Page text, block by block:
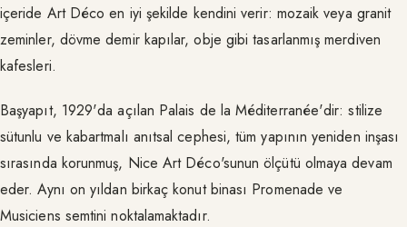
içeride Art Déco en iyi şekilde kendini verir: mozaik veya granit
zeminler, dövme demir kapılar, obje gibi tasarlanmış merdiven
kafesleri.
Başyapıt, 1929'da açılan Palais de la Méditerranée'dir: stilize
sütunlu ve kabartmalı anıtsal cephesi, tüm yapının yeniden inşası
sırasında korunmuş, Nice Art Déco'sunun ölçütü olmaya devam
eder. Aynı on yıldan birkaç konut binası Promenade ve
Musiciens semtini noktalamaktadır.